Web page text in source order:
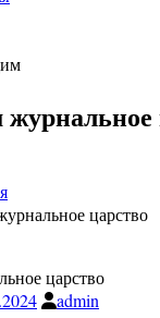
царство
царство
admin